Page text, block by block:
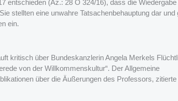
entschieden (Az.: 28 O 324/16), dass die
stellten eine unwahre Tatsachenbehauptung dar und
ein.
kritisch über Bundeskanzlerin Angela Merkels
von der Willkommenskultur“. Der Allgemeine
über die Äußerungen des Professors,